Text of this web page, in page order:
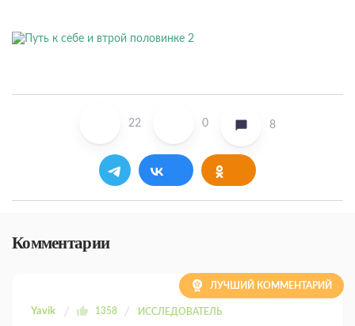
22 0 8
Комментарии
Yavik 1358 ИССЛЕДОВАТЕЛЬ
ЛУЧШИЙ КОММЕНТАРИЙ